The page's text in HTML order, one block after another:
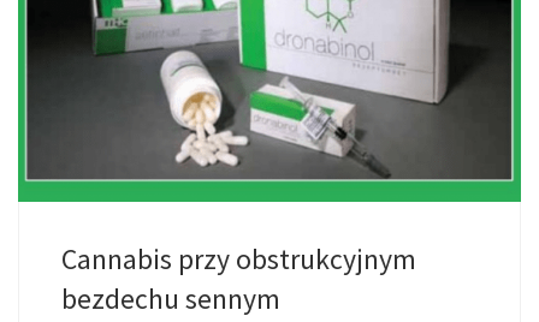
Osoby, które cierpią na obstrukcyjny, czyli zatykający bezdech
senny, u […]
Cannabis przy obstrukcyjnym
bezdechu sennym